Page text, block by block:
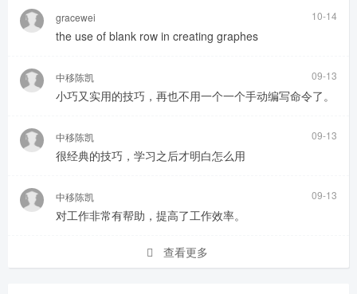
gracewei 10-14
the use of blank row in creating graphes
中移陈凯 09-13
小巧又实用的技巧，再也不用一个一个手动编写命令了。
中移陈凯 09-13
很经典的技巧，学习之后才明白怎么用
中移陈凯 09-13
对工作非常有帮助，提高了工作效率。
查看更多